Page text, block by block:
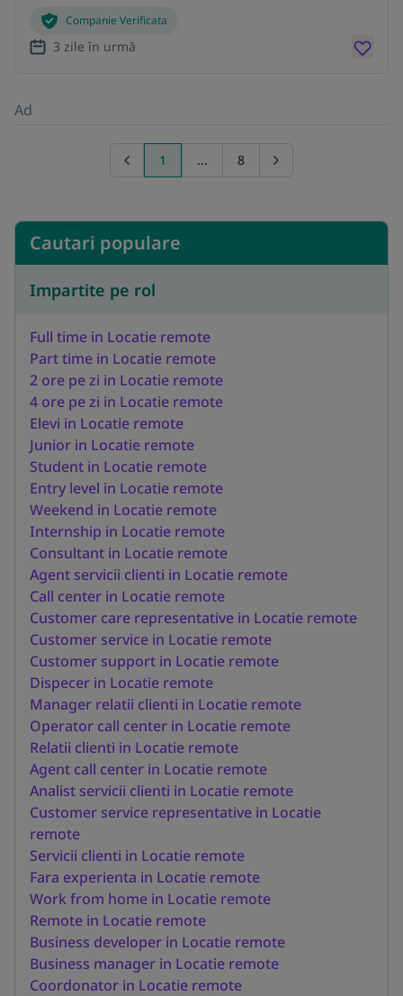
Companie Verificata
3 zile în urmă
Ad
Previous page
1 ... 8 Go to next page
Cautari populare
Impartite pe rol
Full time in Locatie remote
Part time in Locatie remote
2 ore pe zi in Locatie remote
4 ore pe zi in Locatie remote
Elevi in Locatie remote
Junior in Locatie remote
Student in Locatie remote
Entry level in Locatie remote
Weekend in Locatie remote
Internship in Locatie remote
Consultant in Locatie remote
Agent servicii clienti in Locatie remote
Call center in Locatie remote
Customer care representative in Locatie remote
Customer service in Locatie remote
Customer support in Locatie remote
Dispecer in Locatie remote
Manager relatii clienti in Locatie remote
Operator call center in Locatie remote
Relatii clienti in Locatie remote
Agent call center in Locatie remote
Analist servicii clienti in Locatie remote
Customer service representative in Locatie
remote
Servicii clienti in Locatie remote
Fara experienta in Locatie remote
Work from home in Locatie remote
Remote in Locatie remote
Business developer in Locatie remote
Business manager in Locatie remote
Coordonator in Locatie remote